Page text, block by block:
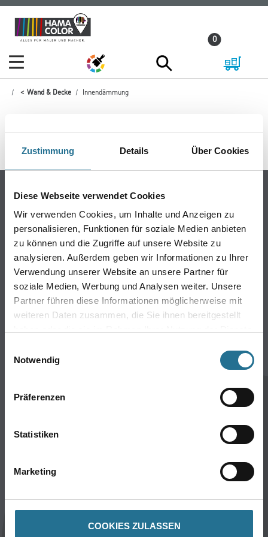
Zustimmung Details Über Cookies
Diese Webseite verwendet Cookies
Wir verwenden Cookies, um Inhalte und Anzeigen zu
personalisieren, Funktionen für soziale Medien anbieten
zu können und die Zugriffe auf unsere Website zu
analysieren. Außerdem geben wir Informationen zu Ihrer
Verwendung unserer Website an unsere Partner für
soziale Medien, Werbung und Analysen weiter. Unsere
Partner führen diese Informationen möglicherweise mit
weiteren Daten zusammen, die Sie ihnen bereitgestellt
Notwendig
Präferenzen
Statistiken
Marketing
COOKIES ZULASSEN
Zum
Inhalt
Zum
Navigationsmenü
0
Wand & Decke Innendämmung
0 Ergebnisse
Shop
Verbrauchmaterialien
Tapeten
WDVS-Systeme
Trockenbau
Wekzeug & Maschinen
Bodenbeläge
Farbe
Unternehmen
Karriere
AGB
Logistik- & Servicepreisliste